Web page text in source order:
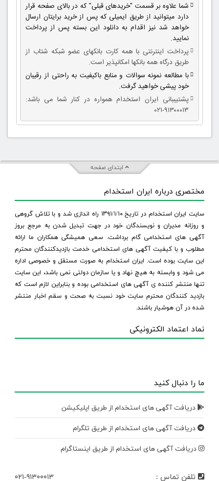
شما علاوه بر قسمت "خریدهای قبلی" که در بالای صفحه قرار
دارد میتوانید از طریق ایمیلی که پس از خرید برایتان ارسال
خواهد شد نیز اقدام به دانلود این بسته پس از پرداخت
نمایید.
پرداخت اینترنتی با همه کارت بانکهای عضو شبکه شتاب از
طریق درگاه همه بانکها امکانپذیر است.
با مطالعه نمونه سوالات و منابع باکیفیت به راحتی از رقیبان
خود پیشی خواهید گرفت.
پشتیببانی ایران استخدام همواره در کنار شما می باشد:
۹۱۳۰۰۰۱۳-۰۲۱
ابتدای صفحه
مختصری درباره ایران استخدام
سایت ایران استخدام در تاریخ ۱۳۹۱/۱/۱۰ راه اندازی شد و با تلاش گروهی
و روزانه مدیران و نویسندگان خود در جهت تبدیل شدن به مرجع بروز
آگهی های استخدامی گام برداشت. سعی همیشگی همکاران ما ارائه
مطلوب و با کیفیت آگهی های استخدامی خدمت بازدیدکنندگان محترم
این سایت بوده است. ایران استخدام به صورت مستقل و خصوصی اداره
می شود و وابسته به هیچ نهاد و یا سازمان دولتی نمی باشد، این سایت
تنها منتشر کننده ی آگهی های استخدامی بوده و بنابراین لازم است که
بازدید کنندگان محترم سایت خود نسبت به صحت و سقم اخبار منتشر
شده در آن هوشیار باشند.
نماد اعتماد الکترونیکی
ما را دنبال کنید
دریافت آگهی های استخدام از طریق اپلیکیشن
دریافت آگهی های استخدام از طریق تلگرام
دریافت آگهی های استخدام از طریق اینستاگرام
تلفن تماس : ۰۲۱-۹۱۳۰۰۰۱۳